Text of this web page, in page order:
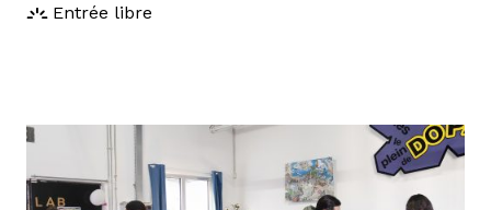
Entrée libre